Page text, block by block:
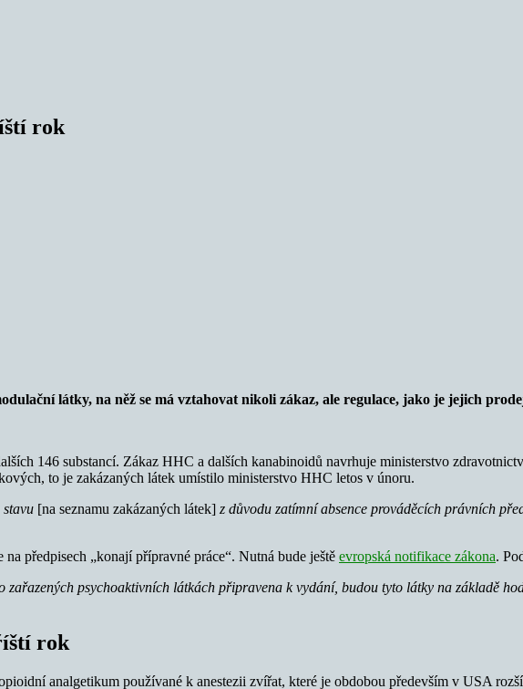
rok
látky, na něž se má vztahovat nikoli zákaz, ale regulace, jako je jejich
146 substancí. Zákaz HHC a dalších kanabinoidů navrhuje ministerstvo
to je zakázaných látek umístilo ministerstvo HHC letos v únoru.
stavu [na seznamu zakázaných látek] z důvodu zatímní absence prováděcích právních
předpisech „konají přípravné práce“. Nutná bude ještě evropská notifikace zákona.
psychoaktivních látkách připravena k vydání, budou tyto látky na základě
rok
analgetikum používané k anestezii zvířat, které je obdobou především v USA